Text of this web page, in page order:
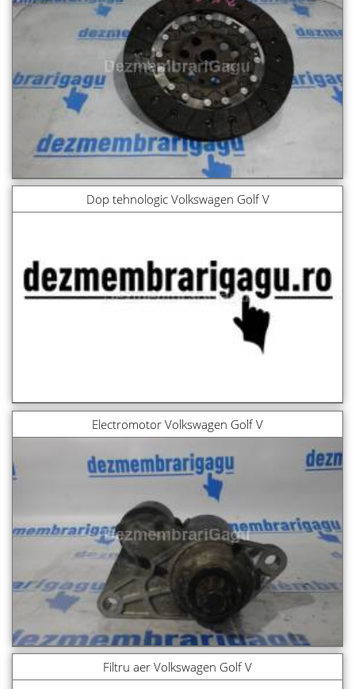
Dop tehnologic Volkswagen Golf V
Electromotor Volkswagen Golf V
Filtru aer Volkswagen Golf V